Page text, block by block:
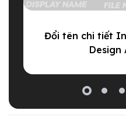
Đổi tên chi tiết
Design